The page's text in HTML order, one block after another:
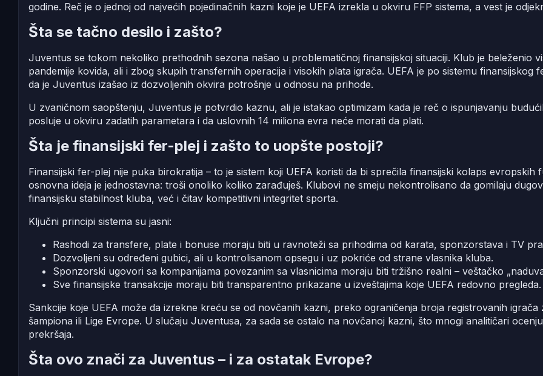
godine. Reč je o jednoj od najvećih pojedinačnih kazni koje je UEFA izrekla u okviru FFP sistema, a vest je
Šta se tačno desilo i zašto?
Juventus se tokom nekoliko prethodnih sezona našao u problematičnoj finansijskoj situaciji. Klub je beleženio
pandemije kovida, ali i zbog skupih transfernih operacija i visokih plata igrača. UEFA je po sistemu finansijskog
da je Juventus izašao iz dozvoljenih okvira potrošnje u odnosu na prihode.
U zvaničnom saopštenju, Juventus je potvrdio kaznu, ali je istakao optimizam kada je reč o ispunjavanju
posluje u okviru zadatih parametara i da uslovnih 14 miliona evra neće morati da plati.
Šta je finansijski fer-plej i zašto to uopšte postoji?
Finansijski fer-plej nije puka birokratija – to je sistem koji UEFA koristi da bi sprečila finansijski kolaps evropskih
osnovna ideja je jednostavna: troši onoliko koliko zarađuješ. Klubovi ne smeju nekontrolisano da gomilaju
finansijsku stabilnost kluba, već i čitav kompetitivni integritet sporta.
Ključni principi sistema su jasni:
Rashodi za transfere, plate i bonuse moraju biti u ravnoteži sa prihodima od karata, sponzorstava i TV
Dozvoljeni su određeni gubici, ali u kontrolisanom opsegu i uz pokriće od strane vlasnika kluba.
Sponzorski ugovori sa kompanijama povezanim sa vlasnicima moraju biti tržišno realni – veštačko
Sve finansijske transakcije moraju biti transparentno prikazane u izveštajima koje UEFA redovno pregleda.
Sankcije koje UEFA može da izrekne kreću se od novčanih kazni, preko ograničenja broja registrovanih
šampiona ili Lige Evrope. U slučaju Juventusa, za sada se ostalo na novčanoj kazni, što mnogi analitičari
prekršaja.
Šta ovo znači za Juventus – i za ostatak Evrope?